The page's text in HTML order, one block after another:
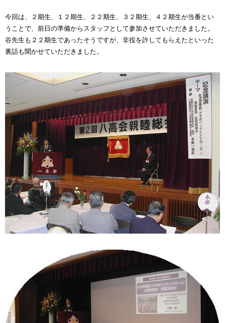
今回は、２期生、１２期生、２２期生、３２期生、４２期生が当番とい
うことで、前日の準備からスタッフとして参加させていただきました。
谷先生も２２期生であったそうですが、非役を許してもらえたといった
裏話も聞かせていただきました。